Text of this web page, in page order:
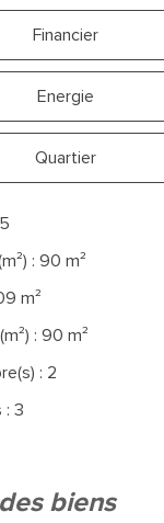
Financier
Energie
Quartier
: 90 m²
m²
: 90 m²
: 2
: 3
(13015)
biens